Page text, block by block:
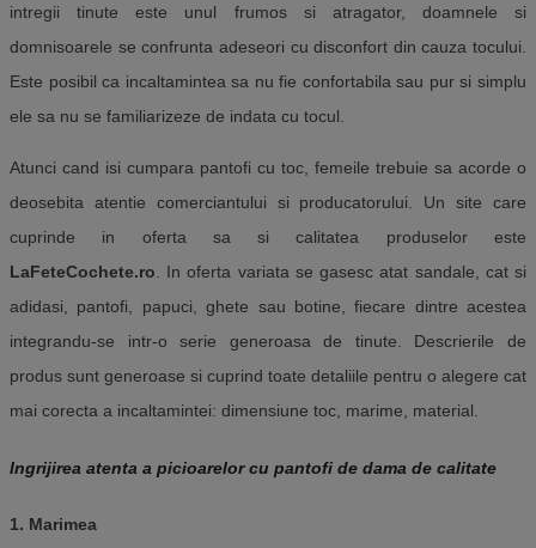
intregii tinute este unul frumos si atragator, doamnele si
domnisoarele se confrunta adeseori cu disconfort din cauza tocului.
Este posibil ca incaltamintea sa nu fie confortabila sau pur si simplu
ele sa nu se familiarizeze de indata cu tocul.
Atunci cand isi cumpara pantofi cu toc, femeile trebuie sa acorde o
deosebita atentie comerciantului si producatorului. Un site care
cuprinde in oferta sa sicalitatea produseloreste
LaFeteCochete.ro . In oferta variata se gasesc atat sandale, cat si
adidasi, pantofi, papuci, ghete sau botine, fiecare dintre acestea
integrandu-se intr-o serie generoasa de tinute. Descrierile de
produs sunt generoase si cuprind toate detaliile pentru o alegere cat
mai corecta a incaltamintei: dimensiune toc, marime, material.
Ingrijirea atenta a picioarelor cu pantofi de dama de calitate
1. Marimea